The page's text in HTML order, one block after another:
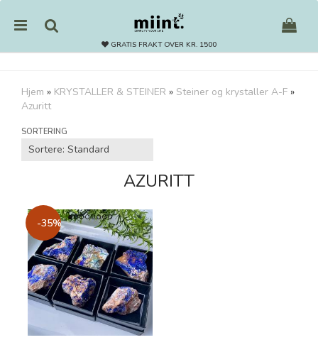
GRATIS FRAKT OVER KR. 1500
Hjem » KRYSTALLER & STEINER » Steiner og krystaller A-F »
Azuritt
SORTERING
AZURITT
-35%